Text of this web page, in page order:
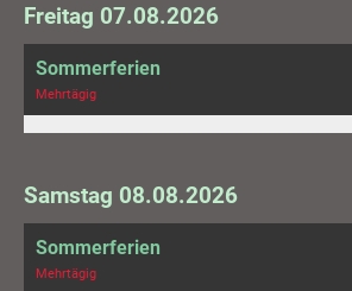
Freitag 07.08.2026
Sommerferien
Mehrtägig
Samstag 08.08.2026
Sommerferien
Mehrtägig